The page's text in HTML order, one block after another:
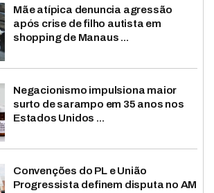
Mãe atípica denuncia agressão
após crise de filho autista em
shopping de Manaus ...
Negacionismo impulsiona maior
surto de sarampo em 35 anos nos
Estados Unidos ...
Convenções do PL e União
Progressista definem disputa no AM